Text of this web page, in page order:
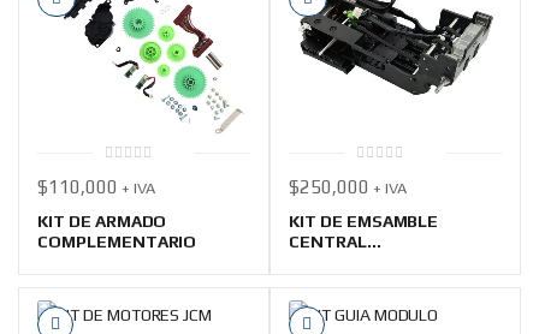
out
5
$110,000 + IVA
KIT DE ARMADO
COMPLEMENTARIO
out
5
$250,000 + IVA
KIT DE EMSAMBLE
CENTRAL...